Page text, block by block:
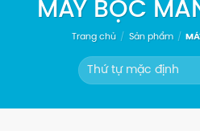
MÁY BỌC
Trang chủ / Sản phẩm /